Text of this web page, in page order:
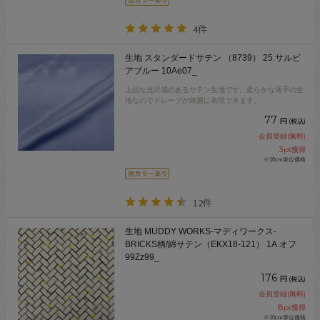
4件
生地 スタンダードサテン （8739） 25.サルビ
アブルー 10Ae07_
上品な光沢感のあるサテン生地です。柔らかな薄手の生
地なのでドレープが綺麗に表現できます。
77 円 (税込)
会員登録(無料)
3pt獲得
※10cm単位価格
12件
生地 MUDDY WORKS-マディワークス-
BRICKS柄/綿サテン（EKX18-121） 1A.オフ
99Zz99_
176 円 (税込)
会員登録(無料)
8pt獲得
※10cm単位価格